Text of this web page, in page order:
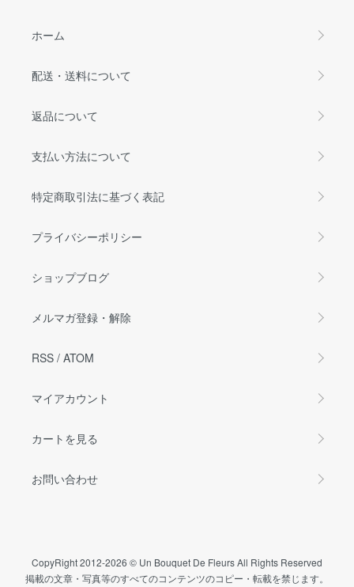
ホーム
配送・送料について
返品について
支払い方法について
特定商取引法に基づく表記
プライバシーポリシー
ショップブログ
メルマガ登録・解除
RSS / ATOM
マイアカウント
カートを見る
お問い合わせ
CopyRight 2012-2026 © Un Bouquet De Fleurs All Rights Reserved
掲載の文章・写真等のすべてのコンテンツのコピー・転載を禁じます。